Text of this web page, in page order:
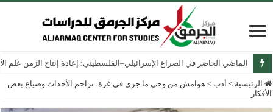
الماضي الحاضر في الصراع الإسرائيلي–الفلسطيني: إعادة إنتاج الزمن علم
الرئيسية > أدب > هوامش من وحي ما جرى في غزة: تزاحم الأحداث وضياع بعض
الأفكار